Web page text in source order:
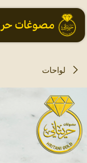
تخطي للذهاب إلى المحتوى
لواحات